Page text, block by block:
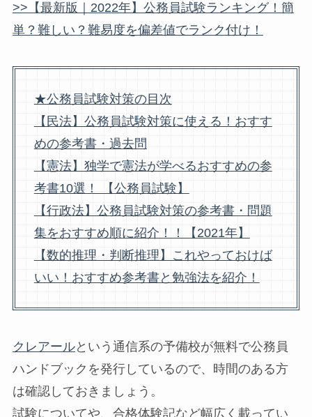
>>【最新版｜2022年】公務員試験ランキング！簡
単？難しい？難易度を偏差値でランク付け！
★公務員試験対策の目次
【民法】公務員試験対策に使える！おすす
めの参考書・過去問
【憲法】独学で憲法が学べるおすすめの参
考書10選！ 【公務員試験】
【行政法】公務員試験対策の参考書・問題
集をおすすめ順に紹介！！【2021年】
【数的推理・判断推理】これやっておけば
いい！おすすめ参考書と勉強法を紹介！
クレアールという通信系の予備校が無料で公務員
ハンドブックを発行しているので、時間のある方
は確認しておきましょう。
試験についてや、合格体験記など幅広く載ってい